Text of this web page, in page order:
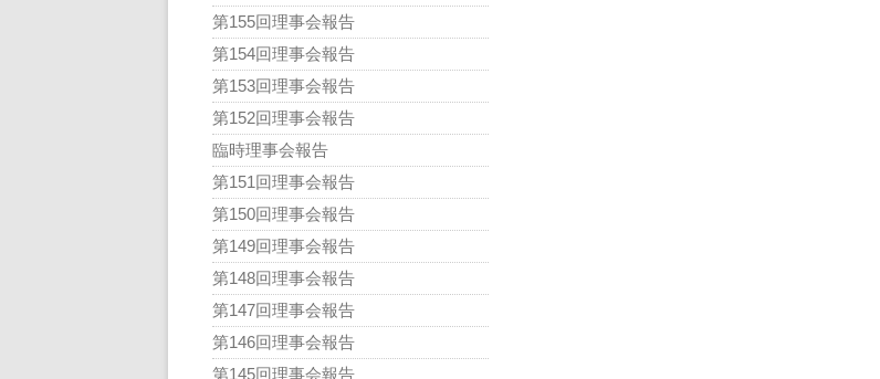
第155回理事会報告
第154回理事会報告
第153回理事会報告
第152回理事会報告
臨時理事会報告
第151回理事会報告
第150回理事会報告
第149回理事会報告
第148回理事会報告
第147回理事会報告
第146回理事会報告
第145回理事会報告